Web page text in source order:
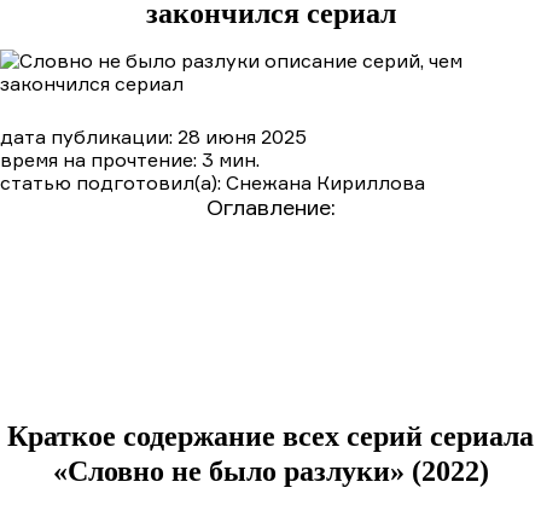
закончился сериал
дата публикации: 28 июня 2025
время на прочтение: 3 мин.
статью подготовил(а): Снежана Кириллова
Оглавление:
Краткое содержание всех серий сериала
«Словно не было разлуки» (2022)